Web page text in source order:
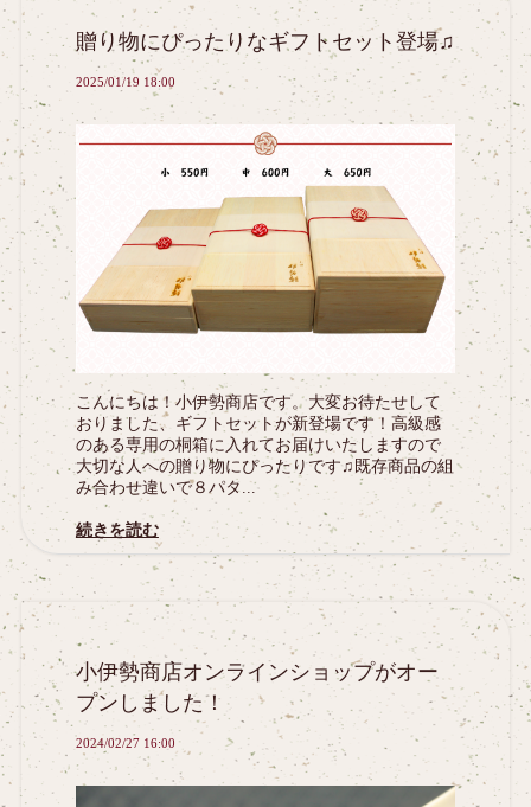
贈り物にぴったりなギフトセット登場♫
2025/01/19 18:00
こんにちは！小伊勢商店です。大変お待たせして
おりました、ギフトセットが新登場です！高級感
のある専用の桐箱に入れてお届けいたしますので
大切な人への贈り物にぴったりです♫既存商品の組
み合わせ違いで８パタ...
続きを読む
小伊勢商店オンラインショップがオー
プンしました！
2024/02/27 16:00